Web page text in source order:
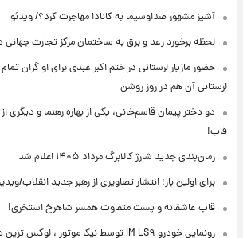
آشپز مشهور صداوسیما به کانادا مهاجرت کرد؟/ ویدئو
لحظه برخورد رعد و برق به ساختمان مرکز تجارت جهانی
حضور مازیار لرستانی در ختم اکبر عبدی برای او گران
لرستانی آن هم در روز روشن
دو دختر پیمان قاسم‌خانی، یکی از بهاره رهنما و دیگری
قاب!
زمان‌بندی جدید شارژ کالابرگ مرداد ۱۴۰۵ اعلام شد
برای اولین بار؛ انتشار تصاویری از رهبر جدید انقلاب/
قاب عاشقانه و پست متفاوت همسر شاهرخ استخری!
رونمایی خودرو IM LS۹ توسط نیکا موتور ، لوکس ترین شاسی بلند EREV در ایران